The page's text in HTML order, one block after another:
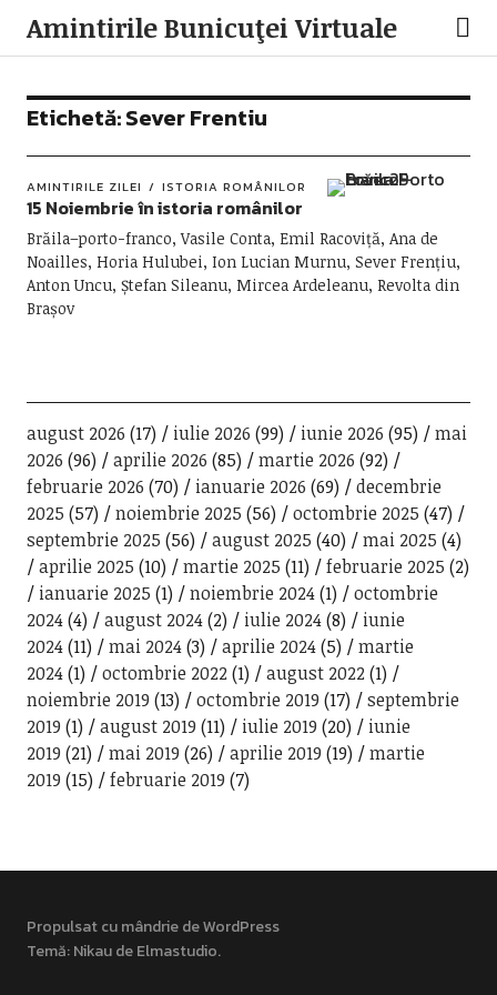
Amintirile Bunicuţei Virtuale
Etichetă:Sever Frentiu
AMINTIRILE ZILEI ISTORIA ROMÂNILOR
15 Noiembrie în istoria românilor
Brăila–porto-franco, Vasile Conta, Emil Racoviță, Ana de
Noailles, Horia Hulubei, Ion Lucian Murnu, Sever Frențiu,
Anton Uncu, Ștefan Sileanu, Mircea Ardeleanu, Revolta din
Brașov
august 2026 (17) iulie 2026 (99) iunie 2026 (95)
mai
2026 (96) aprilie 2026 (85) martie 2026 (92)
februarie 2026 (70) ianuarie 2026 (69)
decembrie
2025 (57) noiembrie 2025 (56) octombrie 2025 (47)
septembrie 2025 (56) august 2025 (40) mai 2025 (4)
aprilie 2025 (10) martie 2025 (11) februarie 2025 (2)
ianuarie 2025 (1) noiembrie 2024(1)
octombrie
2024(4) august 2024(2) iulie 2024(8)
iunie
2024(11) mai 2024(3) aprilie 2024(5)
martie
2024(1) octombrie 2022(1) august 2022(1)
noiembrie 2019 (13) octombrie 2019 (17)
septembrie
2019 (1) august 2019 (11) iulie 2019 (20)
iunie
2019 (21) mai 2019 (26) aprilie 2019 (19)
martie
2019 (15) februarie 2019 (7)
Propulsat cu mândrie de WordPress
Temă: Nikau deElmastudio.